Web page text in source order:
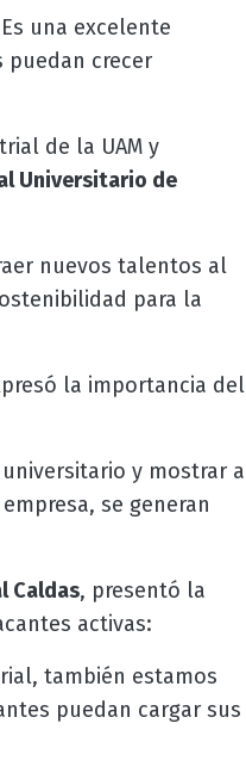
una excelente
crecer
de la UAM y
Universitario de
nuevos talentos al
para la
la importancia del
y mostrar a
se generan
Caldas, presentó la
activas:
también estamos
puedan cargar sus